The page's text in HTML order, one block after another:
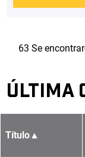
63 Se
ÚLTIMA
Título▲